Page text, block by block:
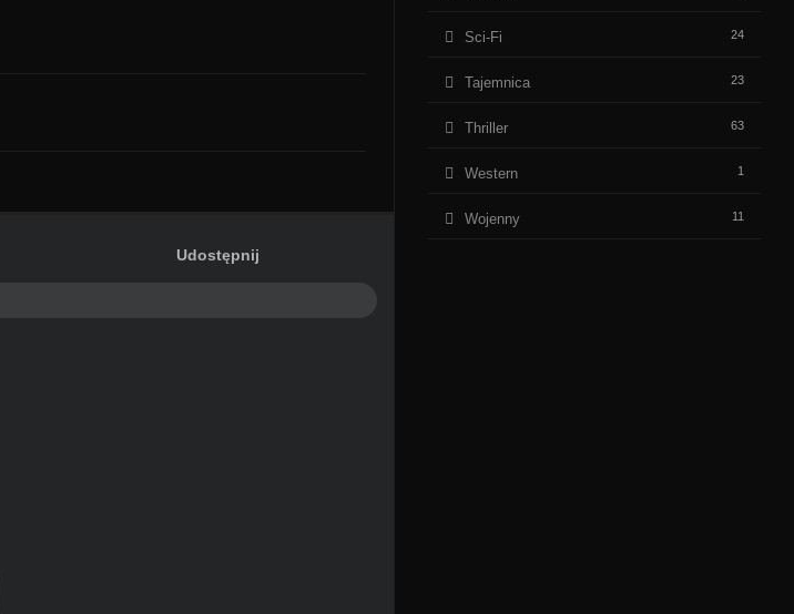
Udostępnij
Sci-Fi 24
Tajemnica 23
Thriller 63
Western 1
Wojenny 11